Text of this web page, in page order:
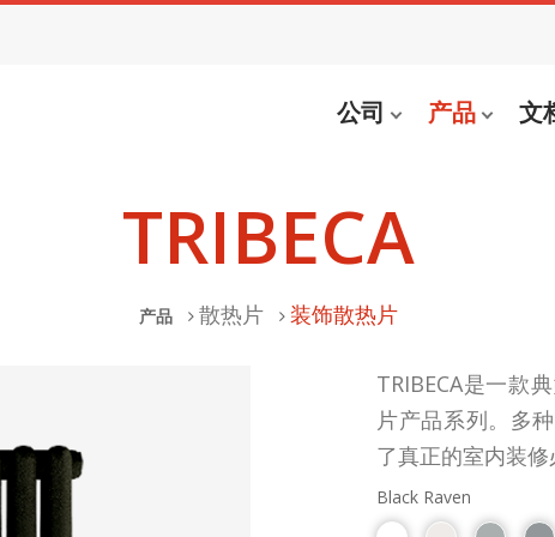
公司 产品 文
TRIBECA
产品 散热片 装饰散热片
TRIBECA是一款
片产品系列。多
了真正的室内装修
Black Raven